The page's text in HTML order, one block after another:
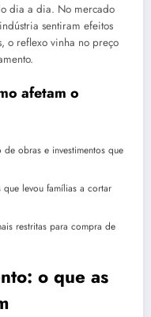
dia a dia. No mercado
sentiram efeitos
o reflexo vinha no preço
afetam o
obras e investimentos que
que levou famílias a cortar
restritas para compra de
o que as